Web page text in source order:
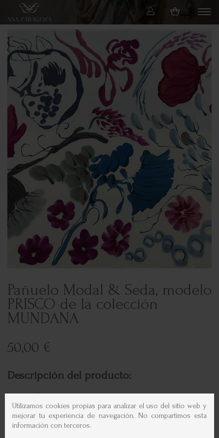
Utilizamos cookies propias para analizar el uso del sitio web y
mejorar tu experiencia de navegación. No compartimos esta
información con terceros.
Pañuelo Modal & Seda, modelo
PRISCO de la colección
MUNDANA
50,00 €
Descripción del producto:
COLECCIÓN MUNDANA MODAL & SEDA
Diseño floral artístico en tonos fucsia, rojo, azul y verde agua